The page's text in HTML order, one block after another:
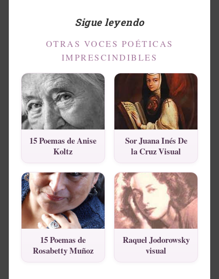
Sigue leyendo
OTRAS VOCES POÉTICAS
IMPRESCINDIBLES
15 Poemas de Anise
Koltz
Sor Juana Inés De
la Cruz Visual
15 Poemas de
Rosabetty Muñoz
Raquel Jodorowsky
visual